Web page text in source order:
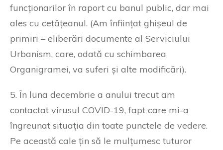
funcționarilor în raport cu banul public, dar mai
ales cu cetățeanul. (Am înființat ghișeul de
primiri – eliberări documente al Serviciului
Urbanism, care, odată cu schimbarea
Organigramei, va suferi și alte modificări).
5. În luna decembrie a anului trecut am
contactat virusul COVID-19, fapt care mi-a
îngreunat situația din toate punctele de vedere.
Pe această cale țin să le mulțumesc tuturor